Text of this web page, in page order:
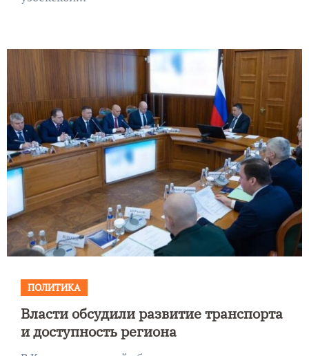
ПОЛИТИКА
Власти обсудили развитие транспорта
и доступность региона